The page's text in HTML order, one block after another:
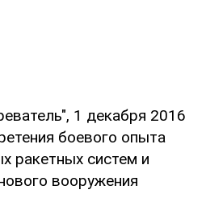
1 декабря 2016
боевого опыта
ракетных систем и
вооружения